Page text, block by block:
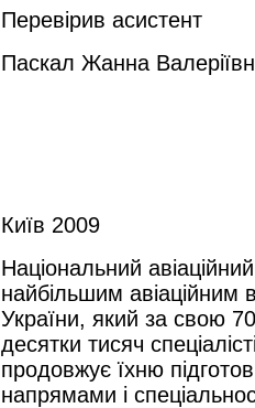
Перевірив асистент
Паскал Жанна
Київ 2009
Національний
найбільшим
України, який за свою
десятки тисяч
продовжує їхню
напрямами і